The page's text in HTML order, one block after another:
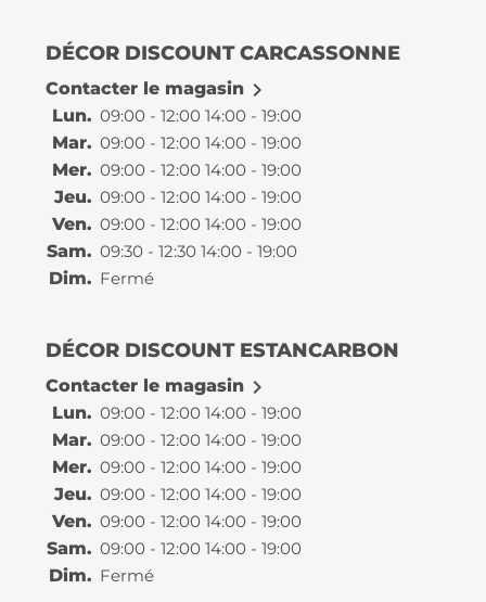
DÉCOR DISCOUNT CARCASSONNE
Contacter le magasin 
Lun. 09:00 - 12:00 14:00 - 19:00
Mar. 09:00 - 12:00 14:00 - 19:00
Mer. 09:00 - 12:00 14:00 - 19:00
Jeu. 09:00 - 12:00 14:00 - 19:00
Ven. 09:00 - 12:00 14:00 - 19:00
Sam. 09:30 - 12:30 14:00 - 19:00
Dim. Fermé
DÉCOR DISCOUNT ESTANCARBON
Contacter le magasin 
Lun. 09:00 - 12:00 14:00 - 19:00
Mar. 09:00 - 12:00 14:00 - 19:00
Mer. 09:00 - 12:00 14:00 - 19:00
Jeu. 09:00 - 12:00 14:00 - 19:00
Ven. 09:00 - 12:00 14:00 - 19:00
Sam. 09:00 - 12:00 14:00 - 19:00
Dim. Fermé